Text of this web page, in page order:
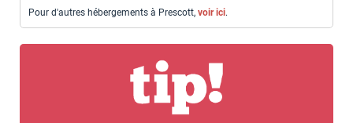
Pour d'autres hébergements à Prescott, voir ici.